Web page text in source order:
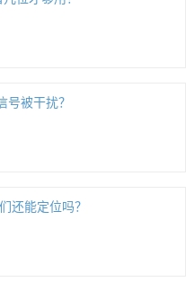
号被干扰？
还能定位吗？